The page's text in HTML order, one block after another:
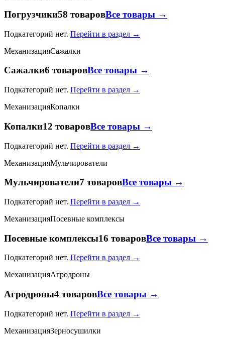
Погрузчики58 товаровВсе товары →
Подкатегорий нет. Перейти в раздел →
МеханизацияСажалки
Сажалки6 товаровВсе товары →
Подкатегорий нет. Перейти в раздел →
МеханизацияКопалки
Копалки12 товаровВсе товары →
Подкатегорий нет. Перейти в раздел →
МеханизацияМульчирователи
Мульчирователи7 товаровВсе товары →
Подкатегорий нет. Перейти в раздел →
МеханизацияПосевные комплексы
Посевные комплексы16 товаровВсе товары →
Подкатегорий нет. Перейти в раздел →
МеханизацияАгродроны
Агродроны4 товаровВсе товары →
Подкатегорий нет. Перейти в раздел →
МеханизацияЗерносушилки